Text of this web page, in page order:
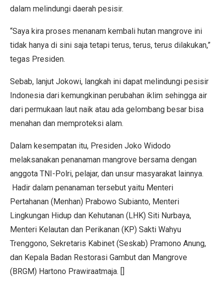
dalam melindungi daerah pesisir.
“Saya kira proses menanam kembali hutan mangrove ini
tidak hanya di sini saja tetapi terus, terus, terus dilakukan,”
tegas Presiden.
Sebab, lanjut Jokowi, langkah ini dapat melindungi pesisir
Indonesia dari kemungkinan perubahan iklim sehingga air
dari permukaan laut naik atau ada gelombang besar bisa
menahan dan memproteksi alam.
Dalam kesempatan itu, Presiden Joko Widodo
melaksanakan penanaman mangrove bersama dengan
anggota TNI-Polri, pelajar, dan unsur masyarakat lainnya.
Hadir dalam penanaman tersebut yaitu Menteri
Pertahanan (Menhan) Prabowo Subianto, Menteri
Lingkungan Hidup dan Kehutanan (LHK) Siti Nurbaya,
Menteri Kelautan dan Perikanan (KP) Sakti Wahyu
Trenggono, Sekretaris Kabinet (Seskab) Pramono Anung,
dan Kepala Badan Restorasi Gambut dan Mangrove
(BRGM) Hartono Prawiraatmaja. []